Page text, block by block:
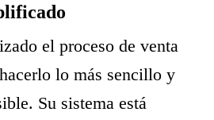
el proceso de venta
lo más sencillo y
Su sistema está